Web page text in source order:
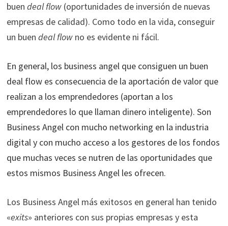
buen deal flow (oportunidades de inversión de nuevas
empresas de calidad). Como todo en la vida, conseguir
un buen deal flowno es evidente ni fácil.
En general, los business angel que consiguen un buen
deal flow es consecuencia de la aportación de valor que
realizan a los emprendedores (aportan a los
emprendedores lo que llaman dinero inteligente). Son
Business Angel con mucho networking en la industria
digital y con mucho acceso a los gestores de los fondos
que muchas veces se nutren de las oportunidades que
estos mismos Business Angel les ofrecen.
Los Business Angel más exitosos en general han tenido
«exits» anteriores con sus propias empresas y esta